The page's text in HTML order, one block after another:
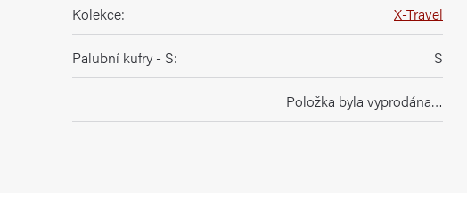
Kolekce: X-Travel
Palubní kufry - S: S
Položka byla vyprodána…